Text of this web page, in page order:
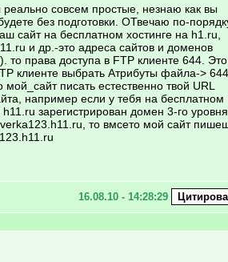
совсем простые, незнаю как вы
без подготовки. ОТвечаю по-
сайт на бесплатном хостинге на h1.ru,
и др.-это адреса сайтов и доменов
то права доступа в FTP клиенте 644. Это
клиенте выбрать Атрибуты файла-> 644
мой_сайт писать естественно твой URL
например если у тебя на бесплатном
h11.ru зарегистрирован домен 3-го уровня
то вмсето мой сайт
16.08.10 - 14:28:29